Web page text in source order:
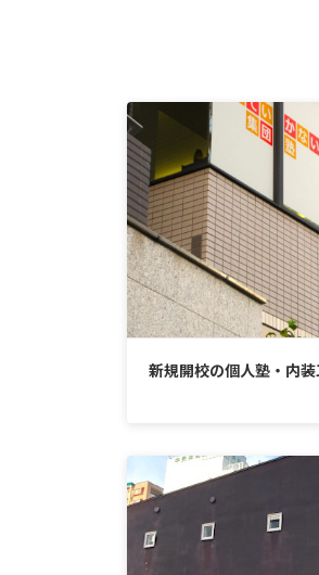
新規開校の個人塾・内装